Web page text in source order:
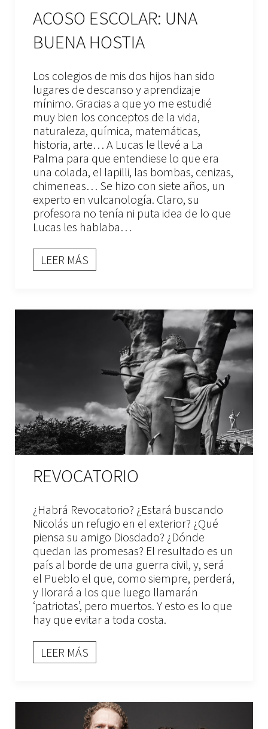
ACOSO ESCOLAR: UNA
BUENA HOSTIA
Los colegios de mis dos hijos han sido
lugares de descanso y aprendizaje
mínimo. Gracias a que yo me estudié
muy bien los conceptos de la vida,
naturaleza, química, matemáticas,
historia, arte… A Lucas le llevé a La
Palma para que entendiese lo que era
una colada, el lapilli, las bombas, cenizas,
chimeneas… Se hizo con siete años, un
experto en vulcanología. Claro, su
profesora no tenía ni puta idea de lo que
Lucas les hablaba…
LEER MÁS
REVOCATORIO
¿Habrá Revocatorio? ¿Estará buscando
Nicolás un refugio en el exterior? ¿Qué
piensa su amigo Diosdado? ¿Dónde
quedan las promesas? El resultado es un
país al borde de una guerra civil, y, será
el Pueblo el que, como siempre, perderá,
y llorará a los que luego llamarán
‘patriotas’, pero muertos. Y esto es lo que
hay que evitar a toda costa.
LEER MÁS